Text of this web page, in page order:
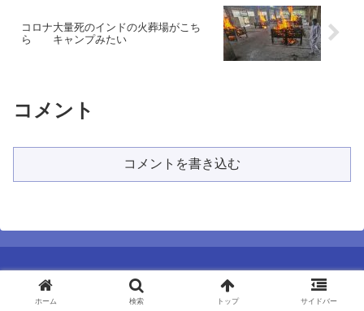
コロナ大量死のインドの火葬場がこち
ら キャンプみたい
コメント
コメントを書き込む
ホーム 検索 トップ サイドバー